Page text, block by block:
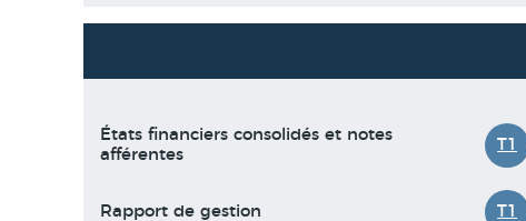
États financiers consolidés et notes
afférentes
Rapport de gestion
T1
T1